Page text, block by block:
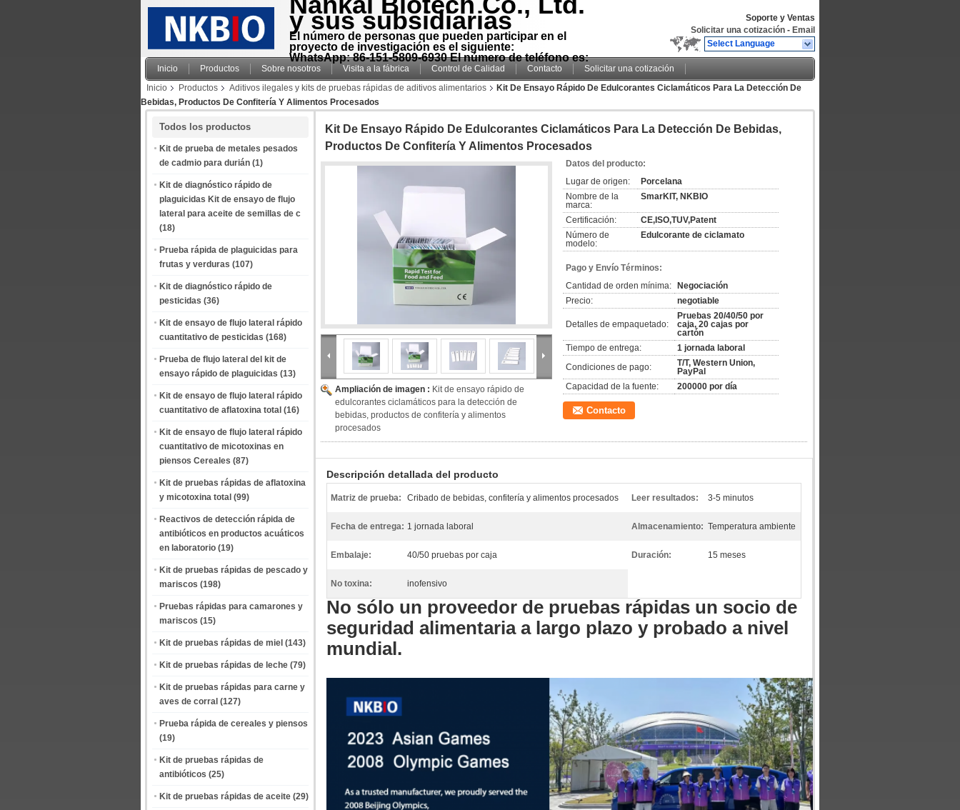
y sus subsidiarias
El número de personas que pueden participar en el
proyecto de investigación es el siguiente:
WhatsApp: 86-151-5809-6930 El número de teléfono es:
Soporte y Ventas
Solicitar una cotización - Email
Select Language
Inicio Productos Sobre nosotros Visita a la fábrica Control de Calidad Contacto
Solicitar una cotización
Inicio
Productos Aditivos ilegales y kits de pruebas rápidas de aditivos alimentarios
Kit De Ensayo Rápido De Edulcorantes Ciclamáticos Para La Detección De
Bebidas, Productos De Confitería Y Alimentos Procesados
Todos los productos
Kit de prueba de metales pesados
de cadmio para durián (1)
Kit de diagnóstico rápido de
plaguicidas Kit de ensayo de flujo
lateral para aceite de semillas de c
(18)
Prueba rápida de plaguicidas para
frutas y verduras (107)
Kit de diagnóstico rápido de
pesticidas (36)
Kit de ensayo de flujo lateral rápido
cuantitativo de pesticidas (168)
Prueba de flujo lateral del kit de
ensayo rápido de plaguicidas (13)
Kit de ensayo de flujo lateral rápido
cuantitativo de aflatoxina total (16)
Kit de ensayo de flujo lateral rápido
cuantitativo de micotoxinas en
piensos Cereales (87)
Kit de pruebas rápidas de aflatoxina
y micotoxina total (99)
Reactivos de detección rápida de
antibióticos en productos acuáticos
en laboratorio (19)
Kit de pruebas rápidas de pescado y
mariscos (198)
Pruebas rápidas para camarones y
mariscos (15)
Kit de pruebas rápidas de miel (143)
Kit de pruebas rápidas de leche (79)
Kit de pruebas rápidas para carne y
aves de corral (127)
Prueba rápida de cereales y piensos
(19)
Kit de pruebas rápidas de
antibióticos (25)
Kit de pruebas rápidas de aceite (29)
Kit De Ensayo Rápido De Edulcorantes Ciclamáticos Para La Detección De Bebidas,
Productos De Confitería Y Alimentos Procesados
Ampliación de imagen : Kit de ensayo rápido de
edulcorantes ciclamáticos para la detección de
bebidas, productos de confitería y alimentos
procesados
Datos del producto:
Lugar de origen:
Porcelana
Nombre de la
marca:
SmarKIT, NKBIO
Certificación:
CE,ISO,TUV,Patent
Número de
modelo:
Edulcorante de ciclamato
Pago y Envío Términos:
Cantidad de orden mínima:
Negociación
Precio:
negotiable
Detalles de empaquetado:
Pruebas 20/40/50 por
caja, 20 cajas por
cartón
Tiempo de entrega:
1 jornada laboral
Condiciones de pago:
T/T, Western Union,
PayPal
Capacidad de la fuente:
200000 por día
Contacto
Descripción detallada del producto
Matriz de prueba: Cribado de bebidas, confitería y alimentos procesados Leer resultados: 3-5 minutos
Fecha de entrega: 1 jornada laboral Almacenamiento: Temperatura ambiente
Embalaje: 40/50 pruebas por caja Duración: 15 meses
No toxina: inofensivo
No sólo un proveedor de pruebas rápidas un socio de
seguridad alimentaria a largo plazo y probado a nivel
mundial.